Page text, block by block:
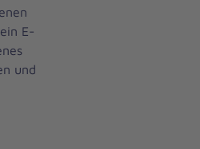
E-
und